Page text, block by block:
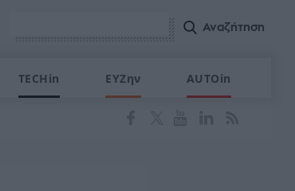
TECHin ΕΥΖην AUTOin